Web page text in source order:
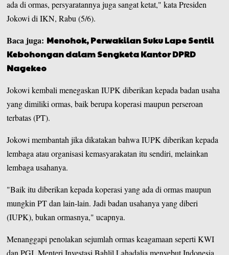
ada di ormas, persyaratannya juga sangat ketat," kata Presiden
Jokowi di IKN, Rabu (5/6).
Baca juga: Menohok, Perwakilan Suku Lape Sentil
Kebohongan dalam Sengketa Kantor DPRD
Nagekeo
Jokowi kembali menegaskan IUPK diberikan kepada badan usaha
yang dimiliki ormas, baik berupa koperasi maupun perseroan
terbatas (PT).
Jokowi membantah jika dikatakan bahwa IUPK diberikan kepada
lembaga atau organisasi kemasyarakatan itu sendiri, melainkan
lembaga usahanya.
"Baik itu diberikan kepada koperasi yang ada di ormas maupun
mungkin PT dan lain-lain. Jadi badan usahanya yang diberi
(IUPK), bukan ormasnya," ucapnya.
Menanggapi penolakan sejumlah ormas keagamaan seperti KWI
dan PGI, Menteri Investasi Bahlil Lahadalia menyebut Indonesia